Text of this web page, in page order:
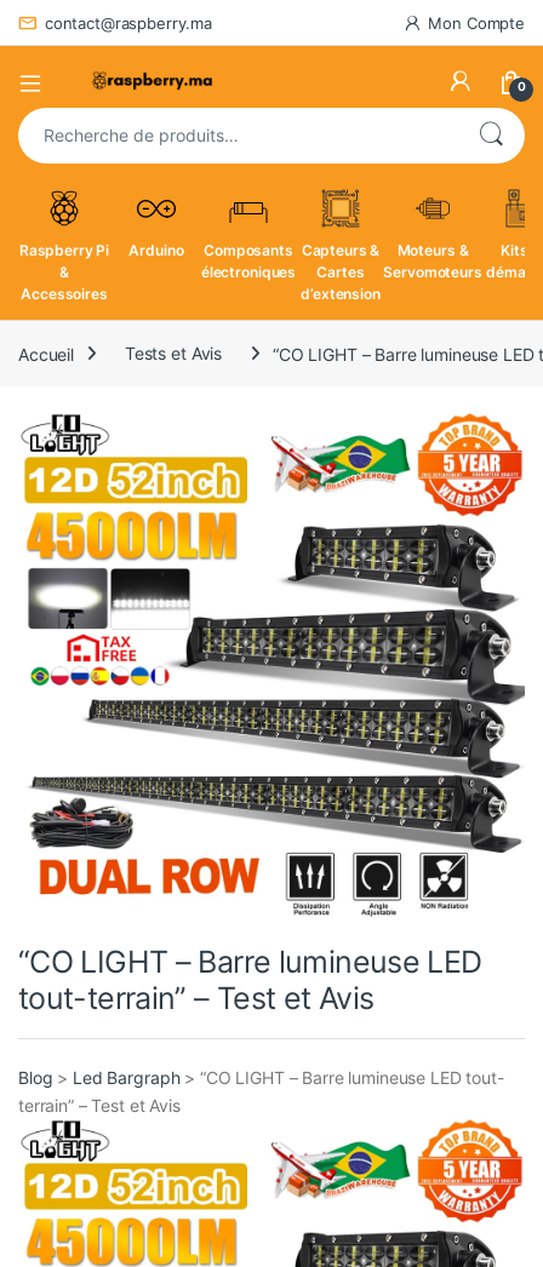
contact@raspberry.ma Mon Compte
0
Recherche pour :
Raspberry Pi
&
Accessoires
Arduino
Composants
électroniques
Capteurs &
Cartes
d’extension
Moteurs &
Servomoteurs
Kits
Accueil Tests et Avis “CO LIGHT – Barre lumineuse
“CO LIGHT – Barre lumineuse LED
tout-terrain” – Test et Avis
Blog > Led Bargraph> “CO LIGHT – Barre lumineuse LED tout-
terrain” – Test et Avis